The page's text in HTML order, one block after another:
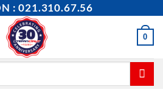
: 021.310.67.56
0